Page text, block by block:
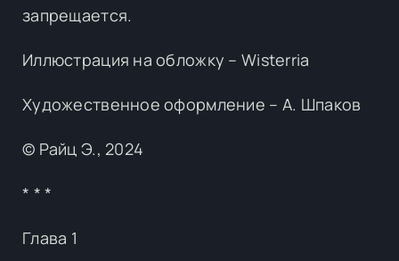
запрещается.
Иллюстрация на обложку – Wisterria
Художественное оформление – А. Шпаков
© Райц Э., 2024
* * *
Глава 1